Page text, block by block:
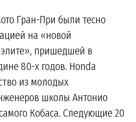
Гран-При были тесно
на «новой
элите», пришедшей в
80-х годов. Honda
из молодых
школы Антонио
Кобаса. Следующие 20